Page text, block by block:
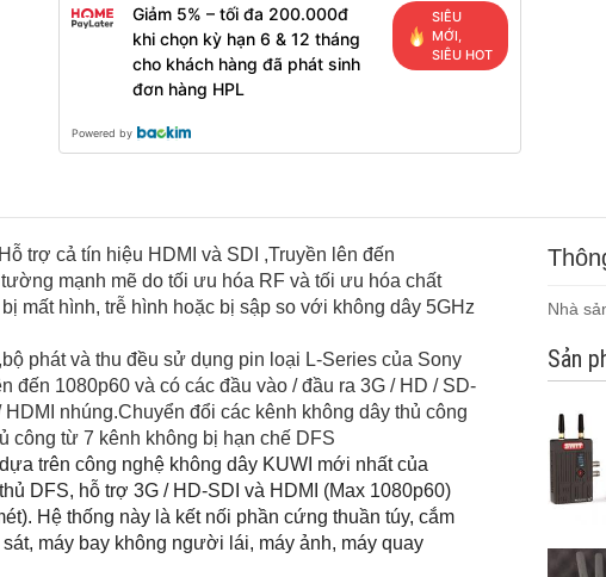
Giảm 5% – tối đa 200.000đ
khi chọn kỳ hạn 6 & 12 tháng
cho khách hàng đã phát sinh
đơn hàng HPL
SIÊU
MỚI,
SIÊU HOT
Powered by
Hỗ trợ cả tín hiệu HDMI và SDI ,Truyền lên đến
mạnh mẽ do tối ưu hóa RF và tối ưu hóa chất
mất hình, trễ hình hoặc bị sập so với không dây 5GHz
phát và thu đều sử dụng pin loại L-Series của Sony
đến 1080p60 và có các đầu vào / đầu ra 3G / HD / SD-
nhúng.Chuyển đổi các kênh không dây thủ công
công từ 7 kênh không bị hạn chế DFS
dựa trên công nghệ không dây KUWI mới nhất của
DFS, hỗ trợ 3G / HD-SDI và HDMI (Max 1080p60)
Hệ thống này là kết nối phần cứng thuần túy, cắm
máy bay không người lái, máy ảnh, máy quay
Nhà
Sản